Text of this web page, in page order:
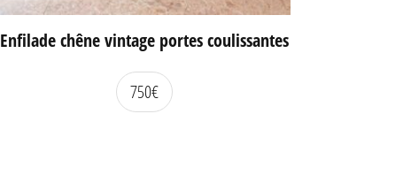
Enfilade chêne vintage portes coulissantes
750€